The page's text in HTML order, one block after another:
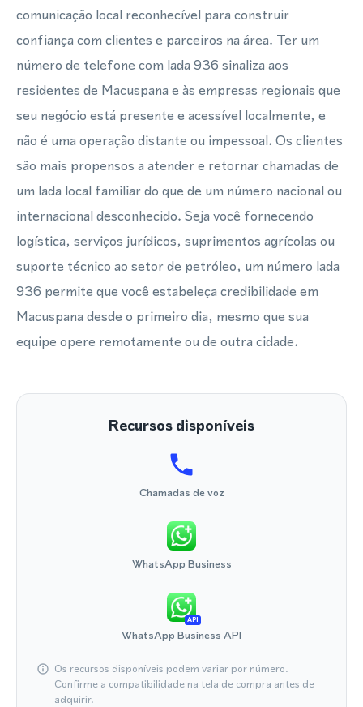
comunicação local reconhecível para construir
confiança com clientes e parceiros na área. Ter um
número de telefone com lada 936 sinaliza aos
residentes de Macuspana e às empresas regionais que
seu negócio está presente e acessível localmente, e
não é uma operação distante ou impessoal. Os clientes
são mais propensos a atender e retornar chamadas de
um lada local familiar do que de um número nacional ou
internacional desconhecido. Seja você fornecendo
logística, serviços jurídicos, suprimentos agrícolas ou
suporte técnico ao setor de petróleo, um número lada
936 permite que você estabeleça credibilidade em
Macuspana desde o primeiro dia, mesmo que sua
equipe opere remotamente ou de outra cidade.
Recursos disponíveis
Chamadas de voz
WhatsApp Business
API
WhatsApp Business API
Os recursos disponíveis podem variar por número.
Confirme a compatibilidade na tela de compra antes de
adquirir.